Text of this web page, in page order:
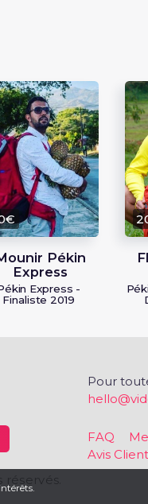
Pékin
Express
Express -
Finaliste 2019
Pour
FAQ
Avis